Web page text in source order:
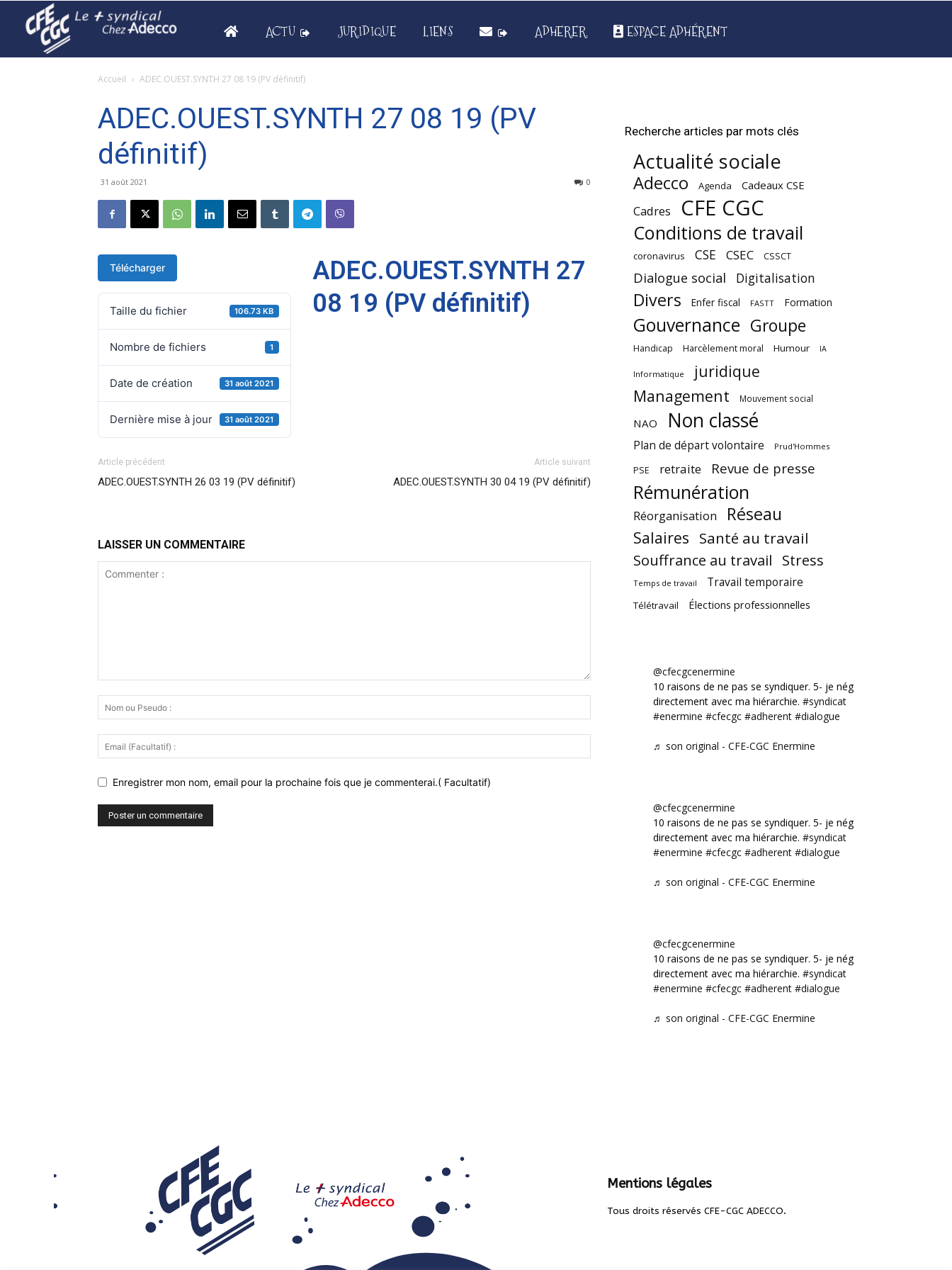
ACTU JURIDIQUE LIENS ADHERER ESPACE ADHÉRENT
Accueil ADEC.OUEST.SYNTH 27 08 19 (PV définitif)
ADEC.OUEST.SYNTH 27 08 19 (PV
définitif)
31 août 2021 0
Télécharger
Taille du fichier 106.73 KB
Nombre de fichiers 1
Date de création 31 août 2021
Dernière mise à jour 31 août 2021
ADEC.OUEST.SYNTH 27
08 19 (PV définitif)
Article précédent
ADEC.OUEST.SYNTH 26 03 19 (PV définitif)
Article suivant
ADEC.OUEST.SYNTH 30 04 19 (PV définitif)
LAISSER UN COMMENTAIRE
Enregistrer mon nom, email pour la prochaine fois que je commenterai.( Facultatif)
Recherche articles par mots clés
Actualité sociale
Adecco Agenda Cadeaux CSE
Cadres CFE CGC
Conditions de travail
coronavirus CSE CSEC CSSCT
Dialogue social Digitalisation
Divers Enfer fiscal FASTT Formation
Gouvernance Groupe
Handicap Harcèlement moral Humour IA
Informatique
juridique
Management
Mouvement social
NAO Non classé
Plan de départ volontaire Prud'Hommes
PSE retraite Revue de presse
Rémunération
Réorganisation Réseau
Salaires Santé au travail
Souffrance au travail Stress
Temps de travail Travail temporaire
Télétravail Élections professionnelles
@cfecgcenermine
10 raisons de ne pas se syndiquer. 5- je négocie
directement avec ma hiérarchie. #syndicat
#enermine #cfecgc #adherent #dialogue
♬ son original - CFE-CGC Enermine
@cfecgcenermine
10 raisons de ne pas se syndiquer. 5- je négocie
directement avec ma hiérarchie. #syndicat
#enermine #cfecgc #adherent #dialogue
♬ son original - CFE-CGC Enermine
@cfecgcenermine
10 raisons de ne pas se syndiquer. 5- je négocie
directement avec ma hiérarchie. #syndicat
#enermine #cfecgc #adherent #dialogue
♬ son original - CFE-CGC Enermine
Mentions légales
Tous droits réservés CFE-CGC ADECCO.